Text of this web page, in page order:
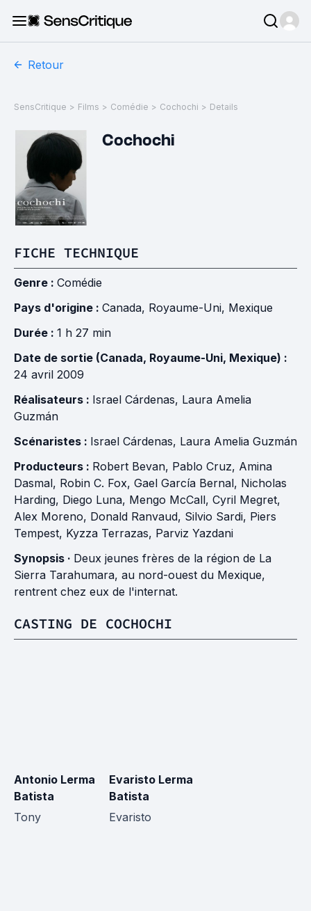
Retour
SensCritique > Films > Comédie > Cochochi > Details
Cochochi
FICHE TECHNIQUE
Genre : Comédie
Pays d'origine : Canada, Royaume-Uni, Mexique
Durée : 1 h 27 min
Date de sortie (Canada, Royaume-Uni, Mexique) :
24 avril 2009
Réalisateurs : Israel Cárdenas, Laura Amelia
Guzmán
Scénaristes : Israel Cárdenas, Laura Amelia Guzmán
Producteurs : Robert Bevan, Pablo Cruz, Amina
Dasmal, Robin C. Fox, Gael García Bernal, Nicholas
Harding, Diego Luna, Mengo McCall, Cyril Megret,
Alex Moreno, Donald Ranvaud, Silvio Sardi, Piers
Tempest, Kyzza Terrazas, Parviz Yazdani
Synopsis · Deux jeunes frères de la région de La
Sierra Tarahumara, au nord-ouest du Mexique,
rentrent chez eux de l'internat.
CASTING DE COCHOCHI
Antonio Lerma
Batista
Tony
Evaristo Lerma
Batista
Evaristo